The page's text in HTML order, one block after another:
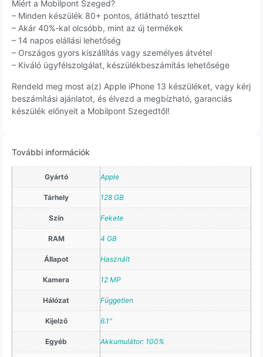
Miért a Mobilpont Szeged?
– Minden készülék 80+ pontos, átlátható teszttel
– Akár 40%-kal olcsóbb, mint az új termékek
– 14 napos elállási lehetőség
– Országos gyors kiszállítás vagy személyes átvétel
– Kiváló ügyfélszolgálat, készülékbeszámítás lehetősége
Rendeld meg most a(z) Apple iPhone 13 készüléket, vagy kérj
beszámítási ajánlatot, és élvezd a megbízható, garanciás
készülék előnyeit a Mobilpont Szegedtől!
További információk
Gyártó Apple
Tárhely 128 GB
Szín Fekete
RAM 4 GB
Állapot Használt
Kamera 12 MP
Hálózat Független
Kijelző 6.1"
Egyéb Akkumulátor: 100%